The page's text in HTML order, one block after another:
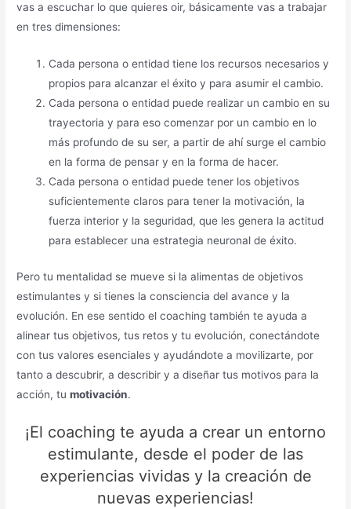
vas a escuchar lo que quieres oir, básicamente vas a trabajar
en tres dimensiones:
Cada persona o entidad tiene los recursos necesarios y
propios para alcanzar el éxito y para asumir el cambio.
Cada persona o entidad puede realizar un cambio en su
trayectoria y para eso comenzar por un cambio en lo
más profundo de su ser, a partir de ahí surge el cambio
en la forma de pensar y en la forma de hacer.
Cada persona o entidad puede tener los objetivos
suficientemente claros para tener la motivación, la
fuerza interior y la seguridad, que les genera la actitud
para establecer una estrategia neuronal de éxito.
Pero tu mentalidad se mueve si la alimentas de objetivos
estimulantes y si tienes la consciencia del avance y la
evolución. En ese sentido el coaching también te ayuda a
alinear tus objetivos, tus retos y tu evolución, conectándote
con tus valores esenciales y ayudándote a movilizarte, por
tanto a descubrir, a describir y a diseñar tus motivos para la
acción, tumotivación.
¡El coaching te ayuda a crear un entorno
estimulante, desde el poder de las
experiencias vividas y la creación de
nuevas experiencias!